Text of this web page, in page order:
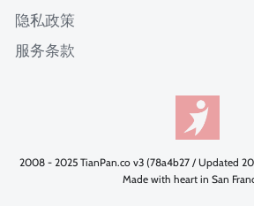
隐私政策
服务条款
2008 - 2025 TianPan.co v3 (78a4b27 / Updated
Made with heart in San